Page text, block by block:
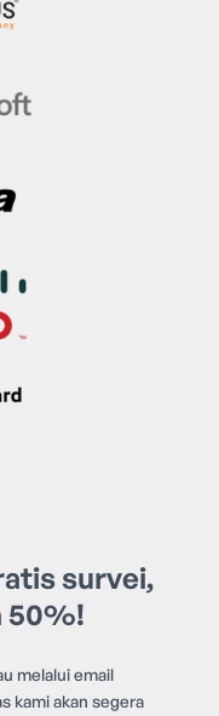
survei,
50%!
melalui email
kami akan segera